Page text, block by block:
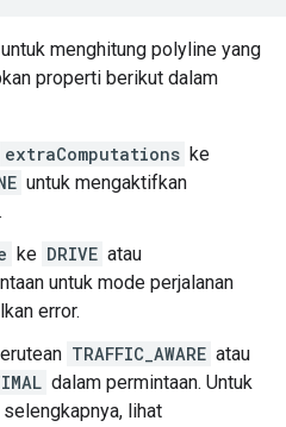
menghitung polyline yang
properti berikut dalam
extraComputations ke
untuk mengaktifkan
ke DRIVE atau
untuk mode perjalanan
error.
TRAFFIC_AWARE atau
dalam permintaan. Untuk
lihat